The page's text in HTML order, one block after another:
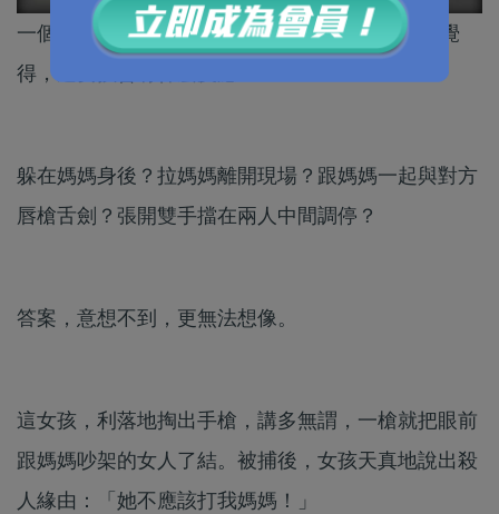
一個10歲女孩，目睹媽媽跟另一個女人吵架，你覺
得，這女孩會有什麼反應？
躲在媽媽身後？拉媽媽離開現場？跟媽媽一起與對方
唇槍舌劍？張開雙手擋在兩人中間調停？
答案，意想不到，更無法想像。
這女孩，利落地掏出手槍，講多無謂，一槍就把眼前
跟媽媽吵架的女人了結。被捕後，女孩天真地說出殺
人緣由：「她不應該打我媽媽！」